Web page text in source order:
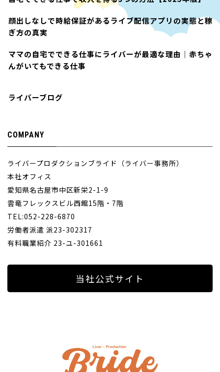
顔出しなしで時給保証があるライブ配信アプリの実態と稼
ぎ方の真実
ママの自宅でできる仕事にライバーが最適な理由｜赤ちゃ
んがいてもできる仕事
ライバーブログ
COMPANY
ライバープロダクションブライド（ライバー事務所）
本社オフィス
愛知県名古屋市中区新栄2-1-9
雲竜フレックスビル西館15階・7階
TEL:052-228-6870
労働者派遣 派23-302317
有料職業紹介 23-ユ-301661
当社公式サイト